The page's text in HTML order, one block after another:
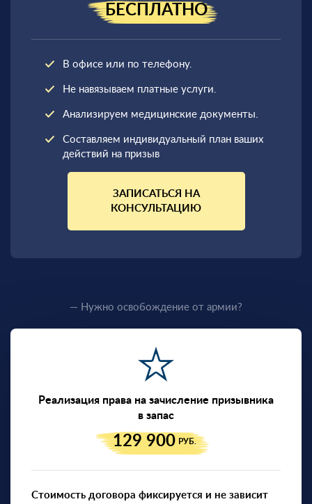
БЕСПЛАТНО
В офисе или по телефону.
Не навязываем платные услуги.
Анализируем медицинские документы.
Составляем индивидуальный план ваших
действий на призыв
ЗАПИСАТЬСЯ НА
КОНСУЛЬТАЦИЮ
— Нужно освобождение от армии?
Реализация права на зачисление призывника
в запас
129 900 РУБ.
Стоимость договора фиксируется и не зависит